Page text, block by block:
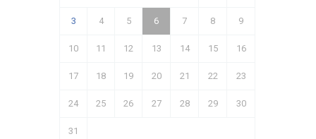
3 4 5 6 7 8 9
10 11 12 13 14 15 16
17 18 19 20 21 22 23
24 25 26 27 28 29 30
31